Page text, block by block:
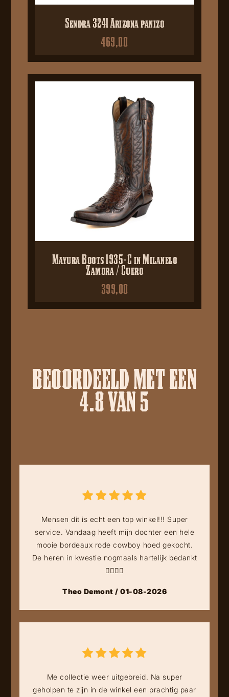
Sendra 3241 Arizona panizo
469,00
Mayura Boots 1935-C in Milanelo
Zamora / Cuero
399,00
BEOORDEELD MET EEN
4.8 VAN 5
Mensen dit is echt een top winkel!!! Super
service. Vandaag heeft mijn dochter een hele
mooie bordeaux rode cowboy hoed gekocht.
De heren in kwestie nogmaals hartelijk bedankt
👍🏻👍🏻
Theo Demont / 01-08-2026
Me collectie weer uitgebreid. Na super
geholpen te zijn in de winkel een prachtig paar